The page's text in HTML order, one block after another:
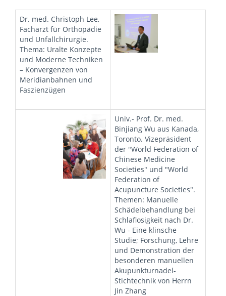
Dr. med. Christoph Lee,
Facharzt für Orthopädie
und Unfallchirurgie.
Thema: Uralte Konzepte
und Moderne Techniken
– Konvergenzen von
Meridianbahnen und
Faszienzügen
Univ.- Prof. Dr. med.
Binjiang Wu aus Kanada,
Toronto. Vizepräsident
der "World Federation of
Chinese Medicine
Societies" und "World
Federation of
Acupuncture Societies".
Themen: Manuelle
Schädelbehandlung bei
Schlaflosigkeit nach Dr.
Wu - Eine klinsche
Studie; Forschung, Lehre
und Demonstration der
besonderen manuellen
Akupunkturnadel-
Stichtechnik von Herrn
Jin Zhang